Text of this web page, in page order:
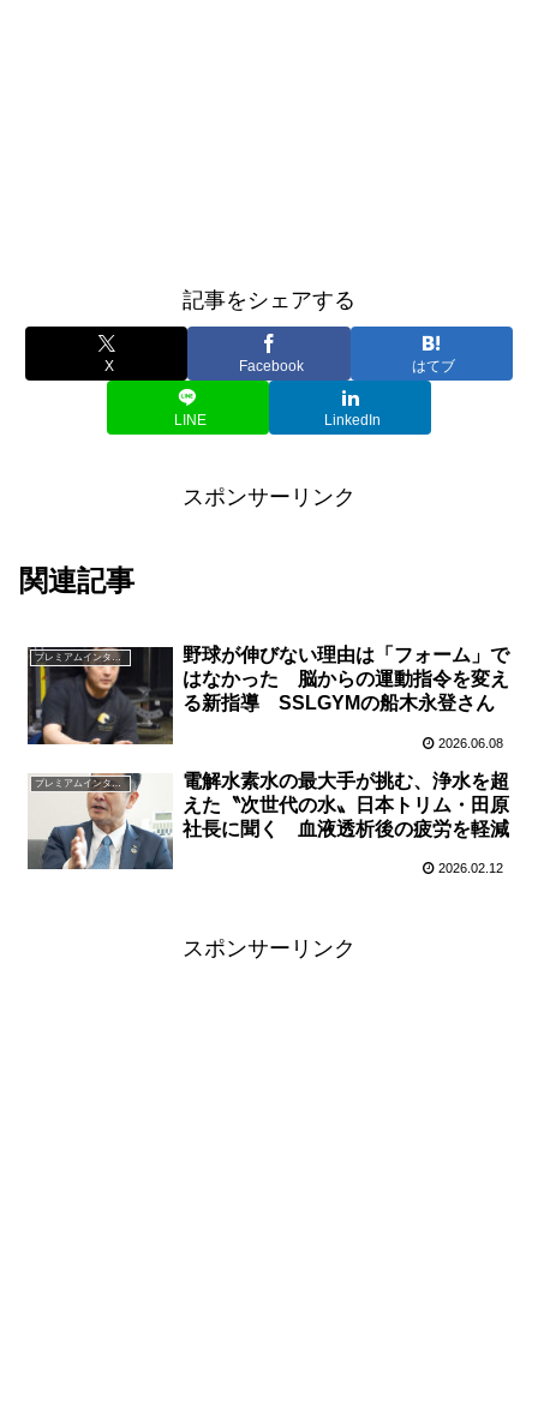
記事をシェアする
X Facebook はてブ
LINE LinkedIn
スポンサーリンク
関連記事
プレミアムインタビュー
野球が伸びない理由は「フォーム」で
はなかった 脳からの運動指令を変え
る新指導 SSLGYMの船木永登さん
2026.06.08
プレミアムインタビュー
電解水素水の最大手が挑む、浄水を超
えた〝次世代の水〟日本トリム・田原
社長に聞く 血液透析後の疲労を軽減
2026.02.12
スポンサーリンク